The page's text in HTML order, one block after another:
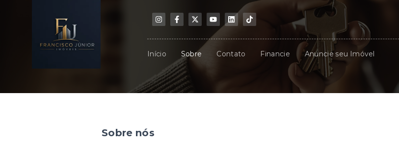
Início Sobre Contato Financie Anuncie seu Imóvel
Sobre nós